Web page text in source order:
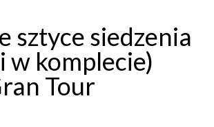
sztyce siedzenia
w komplecie)
Tour